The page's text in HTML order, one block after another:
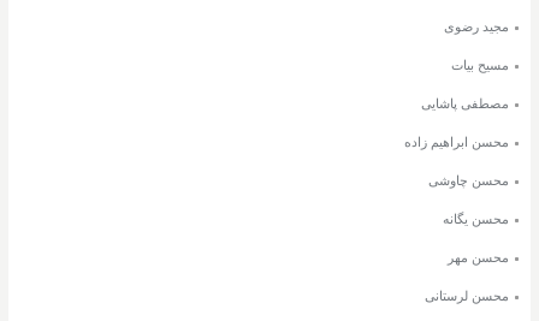
مجید رضوی
مسیح بیات
مصطفی پاشایی
محسن ابراهیم زاده
محسن چاوشی
محسن یگانه
محسن مهر
محسن لرستانی